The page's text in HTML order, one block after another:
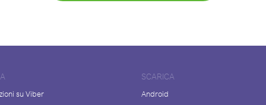
su Viber
SCARICA
Android